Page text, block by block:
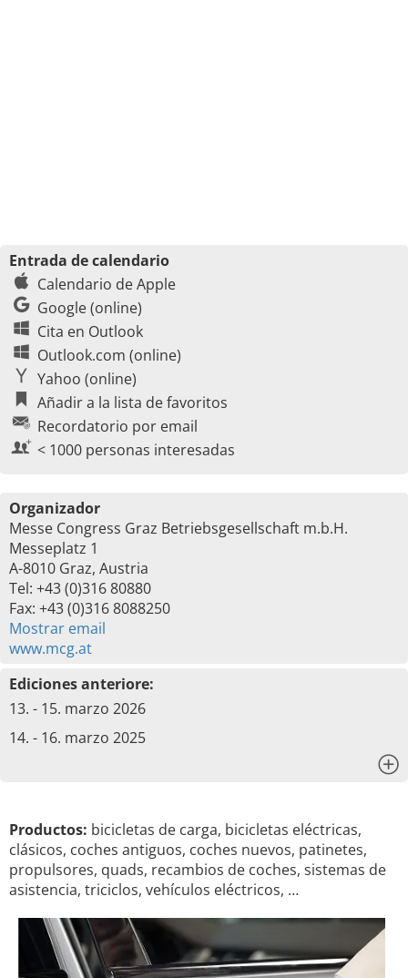
Entrada de calendario
Calendario de Apple
Google (online)
Cita en Outlook
Outlook.com (online)
Yahoo (online)
Añadir a la lista de favoritos
Recordatorio por email
< 1000 personas interesadas
Organizador
Messe Congress Graz Betriebsgesellschaft m.b.H.
Messeplatz 1
A-8010 Graz, Austria
Tel: +43 (0)316 80880
Fax: +43 (0)316 8088250
Mostrar email
www.mcg.at
Ediciones anteriore:
13. - 15. marzo 2026
14. - 16. marzo 2025
Productos: bicicletas de carga, bicicletas eléctricas,
clásicos, coches antiguos, coches nuevos, patinetes,
propulsores, quads, recambios de coches, sistemas de
asistencia, triciclos, vehículos eléctricos, …